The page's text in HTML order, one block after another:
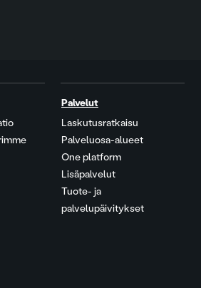
Palvelut
Laskutusratkaisu
Palveluosa-alueet
One platform
Lisäpalvelut
Tuote- ja
palvelupäivitykset